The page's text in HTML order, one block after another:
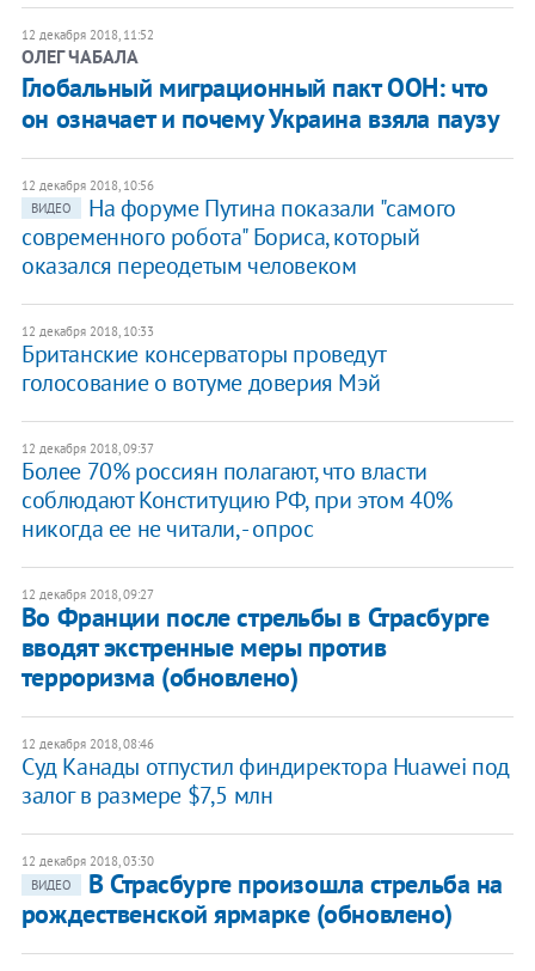
12 декабря 2018, 11:52
​ОЛЕГ ЧАБАЛА
Глобальный миграционный пакт ООН: что
он означает и почему Украина взяла паузу
12 декабря 2018, 10:56
ВИДЕО
На форуме Путина показали "самого
современного робота" Бориса, который
оказался переодетым человеком
12 декабря 2018, 10:33
Британские консерваторы проведут
голосование о вотуме доверия Мэй
12 декабря 2018, 09:37
Более 70% россиян полагают, что власти
соблюдают Конституцию РФ, при этом 40%
никогда ее не читали, - опрос
12 декабря 2018, 09:27
Во Франции после стрельбы в Страсбурге
вводят экстренные меры против
терроризма (обновлено)
12 декабря 2018, 08:46
Суд Канады отпустил финдиректора Huawei под
залог в размере $7,5 млн
12 декабря 2018, 03:30
ВИДЕО
В Страсбурге произошла стрельба на
рождественской ярмарке (обновлено)